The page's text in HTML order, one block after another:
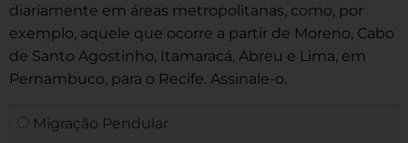
diariamente em áreas metropolitanas, como, por
exemplo, aquele que ocorre a partir de Moreno, Cabo
de Santo Agostinho, Itamaracá, Abreu e Lima, em
Pernambuco, para o Recife. Assinale-o.
Migração Pendular